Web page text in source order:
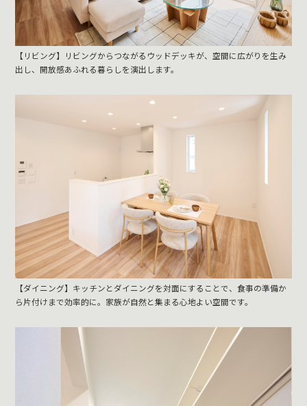
【リビング】リビングからつながるウッドデッキが、空間に広がりを生み
出し、開放感あふれる暮らしを演出します。
【ダイニング】キッチンとダイニングを対面にすることで、食事の準備か
ら片付けまで効率的に。家族が自然と集まる心地よい空間です。